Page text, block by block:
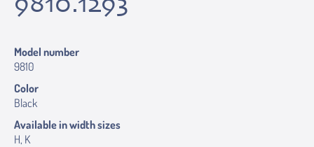
Model number
9810
Color
Black
Available in width sizes
H, K